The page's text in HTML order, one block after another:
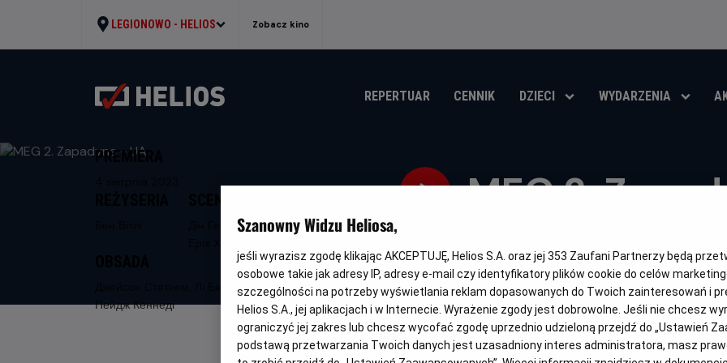
LEGIONOWO - HELIOS Zobacz kino
REPERTUAR CENNIK DZIECI WYDARZENIA
MEG 2.
tytuł
OBSERWUJ
PREMIERA
Дін Георгаріс,
Джейсон Стетхем, Лі Бінбін, Ву Джинг,
Пейдж Кеннеді
DUBBING WERSJA JĘZYKOWA UA
Szanowny Widzu Heliosa,
jeśli wyrazisz zgodę klikając AKCEPTUJĘ, Helios S.A. oraz jej 353 Zaufani Partnerzy będą
osobowe takie jak adresy IP, adresy e-mail czy identyfikatory plików cookie do celów
szczególności na potrzeby wyświetlania reklam dopasowanych do Twoich zainteresowań i
Helios S.A., jej aplikacjach i w Internecie. Wyrażenie zgody jest dobrowolne. Jeśli nie chcesz
ograniczyć jej zakres lub chcesz wycofać zgodę uprzednio udzieloną przejdź do „Ustawień
podstawą przetwarzania Twoich danych jest uzasadniony interes administratora, masz